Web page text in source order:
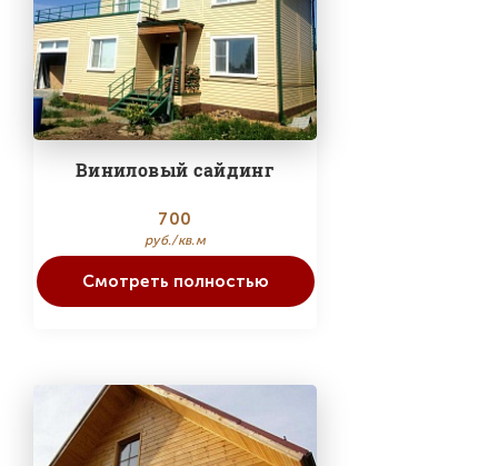
Виниловый сайдинг
700
руб./кв.м
Смотреть полностью